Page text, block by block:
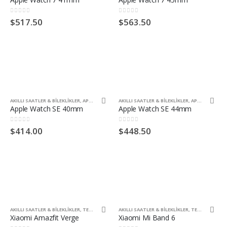
05 üzerinden
$517.50 05 üzerinden
$563.50
AKILLI SAATLER & BILEKLIKLER, APPLE ÜRÜNLERI ,TELEFONLAR
Apple Watch SE 40mm
05 üzerinden
$414.00
AKILLI SAATLER & BILEKLIKLER, APPLE ÜRÜNLERI
Apple Watch SE 44mm
05 üzerinden
$448.50
AKILLI SAATLER & BILEKLIKLER, TELEFONLAR XIAOMI ÜRÜNLERI
Xiaomi Amazfit Verge
AKILLI SAATLER & BILEKLIKLER, TELEFONLAR
Xiaomi Mi Band 6